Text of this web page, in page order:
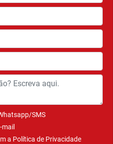
SMS
a Política de Privacidade